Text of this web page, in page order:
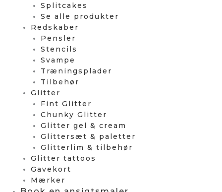
Splitcakes
Se alle produkter
Redskaber
Pensler
Stencils
Svampe
Træningsplader
Tilbehør
Glitter
Fint Glitter
Chunky Glitter
Glitter gel & cream
Glittersæt & paletter
Glitterlim & tilbehør
Glitter tattoos
Gavekort
Mærker